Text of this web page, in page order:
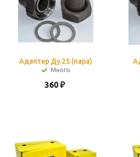
Адаптер Ду 25 (пара)
Много
360 ₽